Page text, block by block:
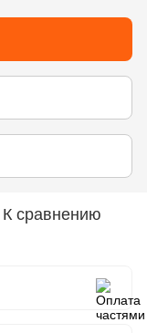
К сравнению